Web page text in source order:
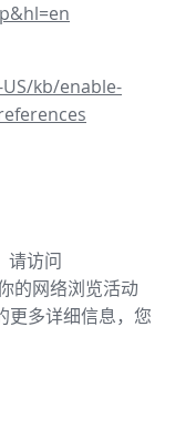
kb/enable-
请访问
的网络浏览活动
更多详细信息，您